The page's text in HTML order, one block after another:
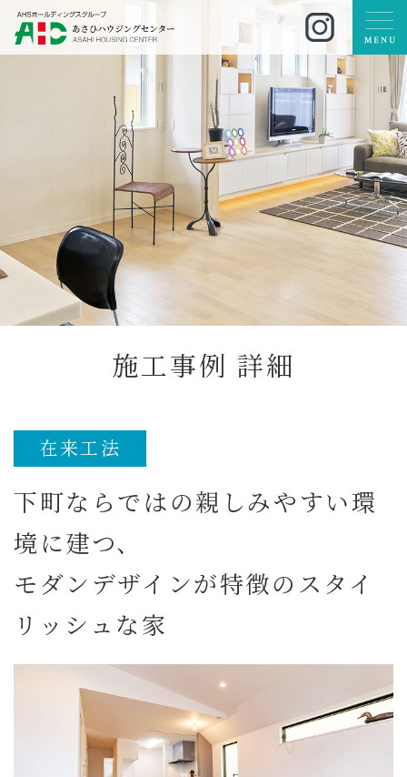
施工事例 詳細
在来工法
下町ならではの親しみやすい環
境に建つ、
モダンデザインが特徴のスタイ
リッシュな家